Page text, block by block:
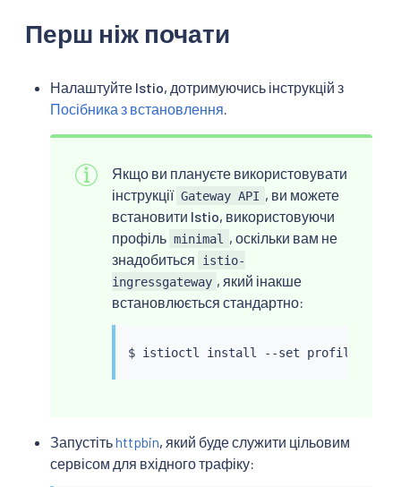
Перш ніж почати
Налаштуйте Istio, дотримуючись інструкцій з
Посібника з встановлення
Якщо ви плануєте використовувати
інструкції Gateway API , ви можете
встановити Istio, використовуючи
профіль minimal
, оскільки вам не
знадобиться
istio-
ingressgateway , який інакше
встановлюється стандартно:
$ istioctl install --set profile
Запустітьhttpbin, який буде служити цільовим
сервісом для вхідного трафіку: